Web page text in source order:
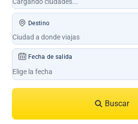
Destino
Fecha de salida
Buscar